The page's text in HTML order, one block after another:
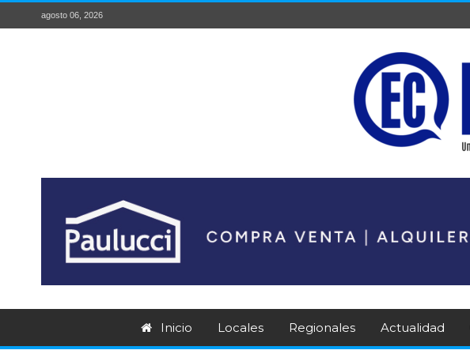
agosto 06, 2026
Inicio Locales Regionales Actualidad